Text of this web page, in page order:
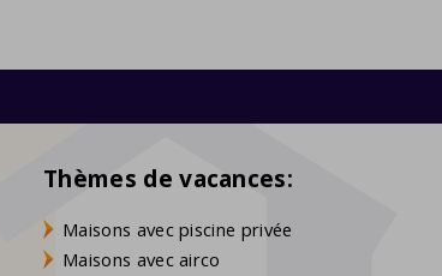
Thèmes de vacances:
Maisons avec piscine privée
Maisons avec airco